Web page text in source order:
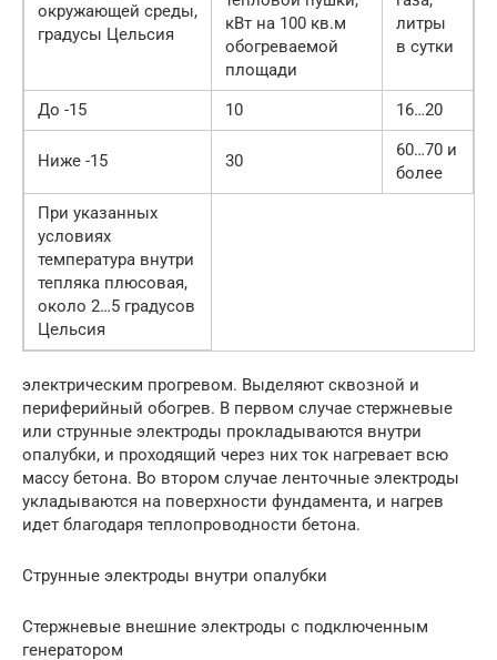
окружающей среды,
градусы Цельсия
кВт на 100 кв.м
обогреваемой
площади
литры
в сутки
До -15 10 16…20
Ниже -15 30
60…70 и
более
При указанных
условиях
температура внутри
тепляка плюсовая,
около 2…5 градусов
Цельсия
электрическим прогревом. Выделяют сквозной и
периферийный обогрев. В первом случае стержневые
или струнные электроды прокладываются внутри
опалубки, и проходящий через них ток нагревает всю
массу бетона. Во втором случае ленточные электроды
укладываются на поверхности фундамента, и нагрев
идет благодаря теплопроводности бетона.
Струнные электроды внутри опалубки
Стержневые внешние электроды с подключенным
генератором